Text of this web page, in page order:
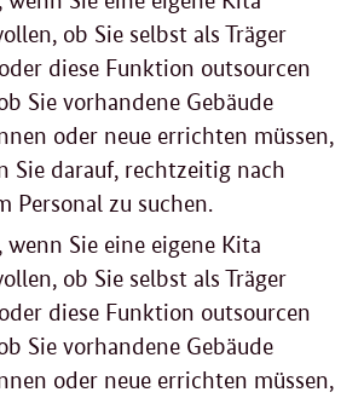
ob Sie selbst als Träger
diese Funktion outsourcen
Sie vorhandene Gebäude
oder neue errichten müssen,
Sie darauf, rechtzeitig nach
Personal zu suchen.
wenn Sie eine eigene Kita
ob Sie selbst als Träger
diese Funktion outsourcen
Sie vorhandene Gebäude
oder neue errichten müssen,